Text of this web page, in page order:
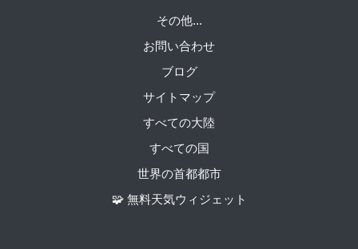
その他...
お問い合わせ
ブログ
サイトマップ
すべての大陸
すべての国
世界の首都都市
🧩 無料天気ウィジェット